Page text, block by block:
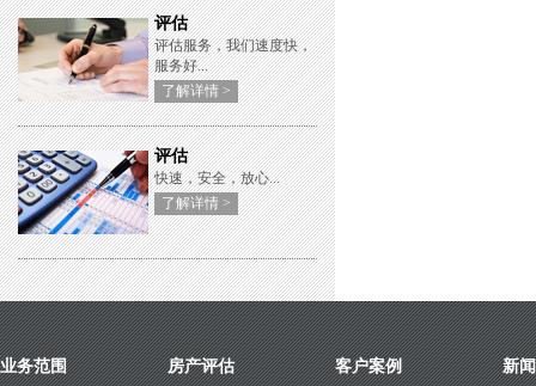
评估
评估服务，我们速度快，
服务好...
了解详情 >
评估
快速，安全，放心...
了解详情 >
业务范围 房产评估 客户案例 新